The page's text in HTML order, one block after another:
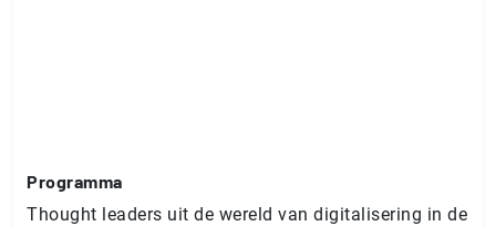
Programma
Thought leaders uit de wereld van digitalisering in de